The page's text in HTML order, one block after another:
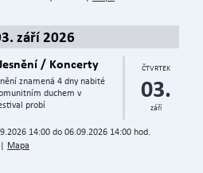
září 2026
ČTVRTEK
03.
září
/ Koncerty
znamená 4 dny nabité
duchem v
probí
14:00 do 06.09.2026 14:00 hod.
Mapa